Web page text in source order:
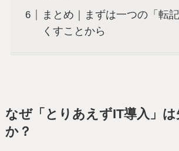
まとめ｜まずは一つの「転
くすことから
なぜ「とりあえずIT導入」
か？